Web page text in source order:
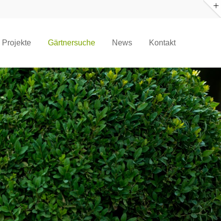
Aenean commodo ligula eget dolor.
Aenean massa. Cum sociis natoque
penatibus et magnis dis parturient
montes, nascetur ridiculus mus. Donec
quam felis, ultricies nec.
Projekte Gärtnersuche News Kontakt